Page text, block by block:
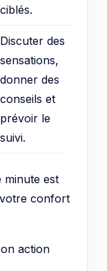
ciblés.
Discuter des
sensations,
donner des
conseils et
prévoir le
suivi.
minute est
confort
action